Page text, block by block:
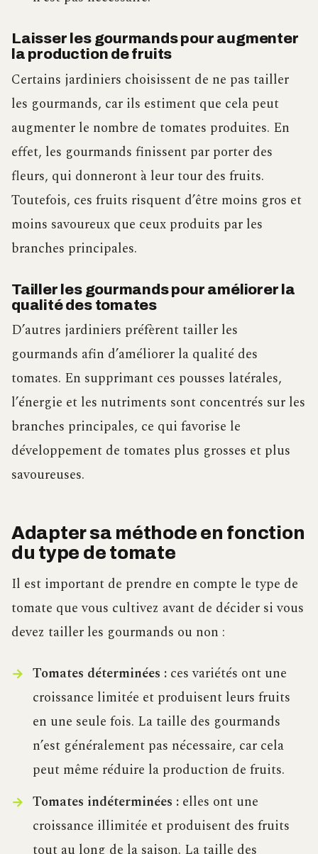
Laisser les gourmands pour augmenter
la production de fruits
Certains jardiniers choisissent de ne pas tailler
les gourmands, car ils estiment que cela peut
augmenter le nombre de tomates produites. En
effet, les gourmands finissent par porter des
fleurs, qui donneront à leur tour des fruits.
Toutefois, ces fruits risquent d’être moins gros et
moins savoureux que ceux produits par les
branches principales.
Tailler les gourmands pour améliorer la
qualité des tomates
D’autres jardiniers préfèrent tailler les
gourmands afin d’améliorer la qualité des
tomates. En supprimant ces pousses latérales,
l’énergie et les nutriments sont concentrés sur les
branches principales, ce qui favorise le
développement de tomates plus grosses et plus
savoureuses.
Adapter sa méthode en fonction
du type de tomate
Il est important de prendre en compte le type de
tomate que vous cultivez avant de décider si vous
devez tailler les gourmands ou non :
Tomates déterminées :ces variétés ont une
croissance limitée et produisent leurs fruits
en une seule fois. La taille des gourmands
n’est généralement pas nécessaire, car cela
peut même réduire la production de fruits.
Tomates indéterminées :elles ont une
croissance illimitée et produisent des fruits